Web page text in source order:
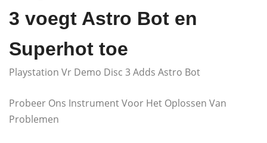
3 voegt Astro Bot en
Superhot toe
Playstation Vr Demo Disc 3 Adds Astro Bot
Probeer Ons Instrument Voor Het Oplossen Van
Problemen